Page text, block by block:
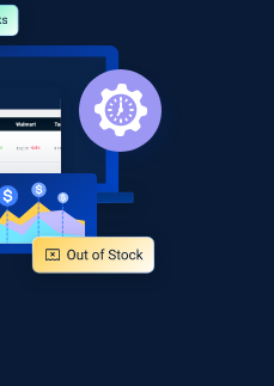
Manufacturer,
今すぐ始める
products by